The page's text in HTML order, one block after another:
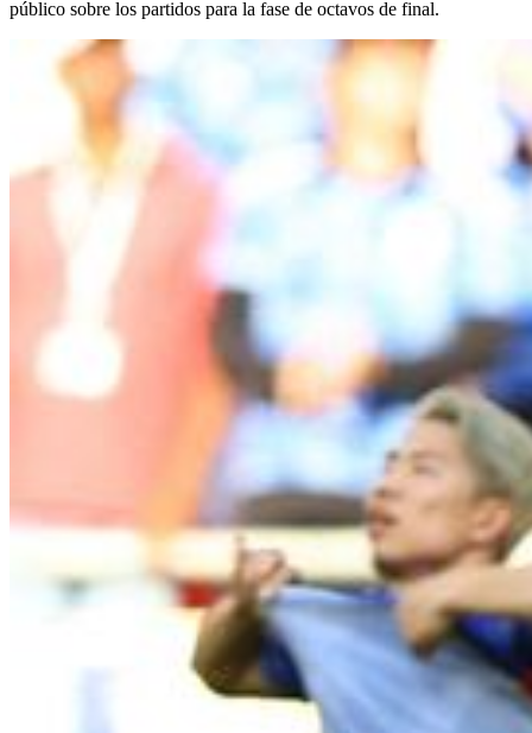
público sobre los partidos para la fase de octavos de final.